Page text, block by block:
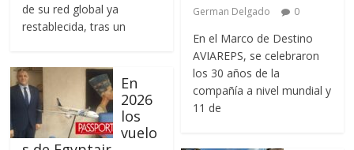
de su red global ya
restablecida, tras un
En
2026
los
vuelo
German Delgado
0
En el Marco de Destino
AVIAREPS, se celebraron
los 30 años de la
compañía a nivel mundial y
11 de